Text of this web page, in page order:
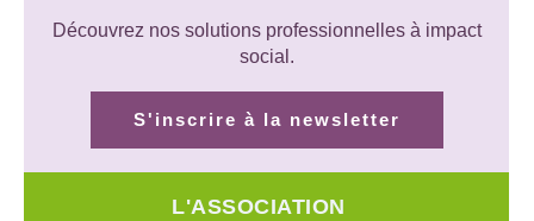
Découvrez nos solutions professionnelles à impact
social.
S'inscrire à la newsletter
L'ASSOCIATION